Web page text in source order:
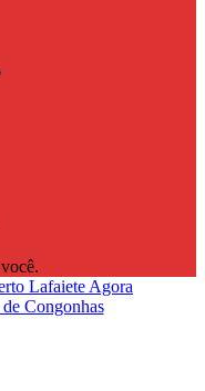
Lafaiete Agora